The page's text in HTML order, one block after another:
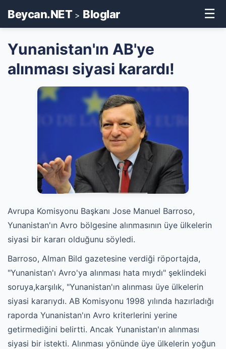
Beycan.NET> Bloglar ☰
Yunanistan'ın AB'ye
alınması siyasi karardı!
Avrupa Komisyonu Başkanı Jose Manuel Barroso,
Yunanistan'ın Avro bölgesine alınmasının üye ülkelerin
siyasi bir kararı olduğunu söyledi.
Barroso, Alman Bild gazetesine verdiği röportajda,
"Yunanistan'ı Avro'ya alınması hata mıydı" şeklindeki
soruya,karşılık, "Yunanistan'ın alınması üye ülkelerin
siyasi kararıydı. AB Komisyonu 1998 yılında hazırladığı
raporda Yunanistan'ın Avro kriterlerini yerine
getirmediğini belirtti. Ancak Yunanistan'ın alınması
siyasi bir istekti. Alınması yönünde üye ülkelerin yoğun